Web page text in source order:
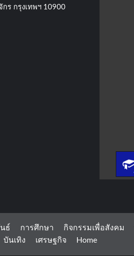
ร​ กรุงเทพฯ 10900
ธ์ การศึกษา กิจกรรมเพื่อสังคม
บันเทิง เศรษฐกิจ Home